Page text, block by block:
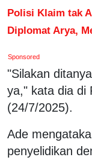
Polisi Klaim tak
Diplomat Arya,
Sponsored
"Silakan
ya," kata dia di
(24/7/2025).
Ade
penyelidikan